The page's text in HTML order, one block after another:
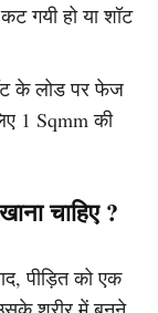
गयी हो या शॉट
के लोड पर फेज
1 Sqmm की
चाहिए ?
पीड़ित को एक